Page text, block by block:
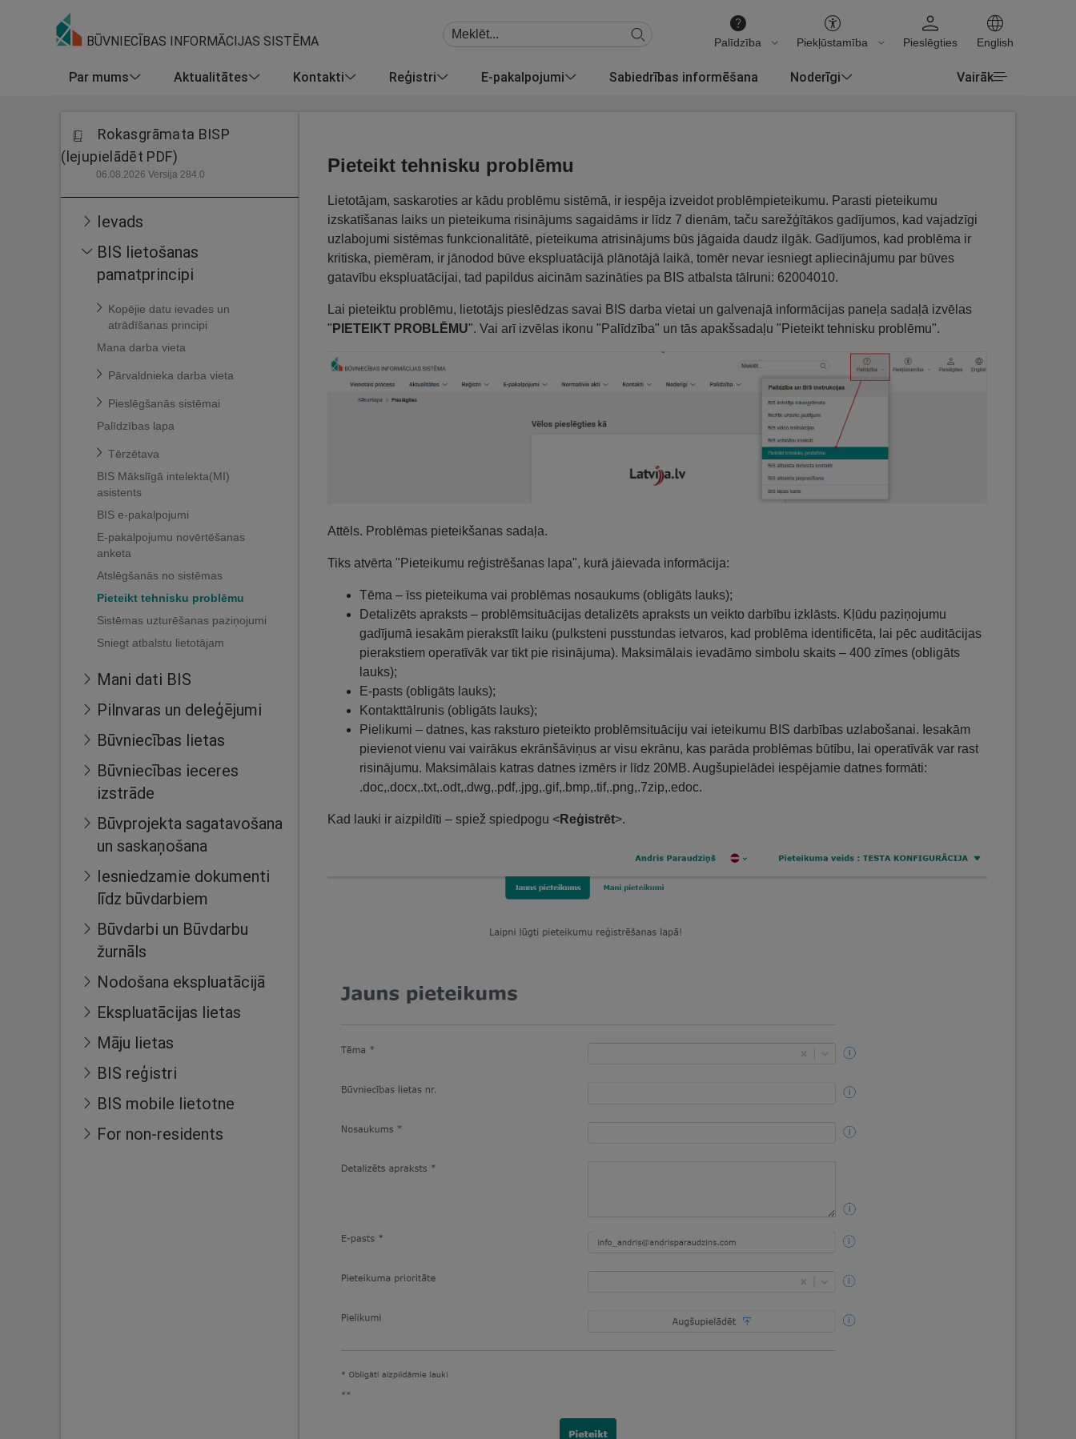
BŪVNIECĪBAS INFORMĀCIJAS SISTĒMA Palīdzība Piekļūstamība Pieslēgties English
Par mums Aktualitātes Kontakti Reģistri E-pakalpojumi Sabiedrības informēšana Noderīgi Vairāk
Rokasgrāmata BISP
(lejupielādēt PDF)
06.08.2026 Versija 284.0
Ievads
BIS lietošanas
pamatprincipi
Kopējie datu ievades un
atrādīšanas principi
Mana darba vieta
Pārvaldnieka darba vieta
Pieslēgšanās sistēmai
Palīdzības lapa
Tērzētava
BIS Mākslīgā intelekta(MI)
asistents
BIS e-pakalpojumi
E-pakalpojumu novērtēšanas
anketa
Atslēgšanās no sistēmas
Pieteikt tehnisku problēmu
Sistēmas uzturēšanas paziņojumi
Sniegt atbalstu lietotājam
Mani dati BIS
Pilnvaras un deleģējumi
Būvniecības lietas
Būvniecības ieceres
izstrāde
Būvprojekta sagatavošana
un saskaņošana
Iesniedzamie dokumenti
līdz būvdarbiem
Būvdarbi un Būvdarbu
žurnāls
Nodošana ekspluatācijā
Ekspluatācijas lietas
Māju lietas
BIS reģistri
BIS mobile lietotne
For non-residents
Pieteikt tehnisku problēmu
Lietotājam, saskaroties ar kādu problēmu sistēmā, ir iespēja izveidot problēmpieteikumu. Parasti pieteikumu
izskatīšanas laiks un pieteikuma risinājums sagaidāms ir līdz 7 dienām, taču sarežģītākos gadījumos, kad vajadzīgi
uzlabojumi sistēmas funkcionalitātē, pieteikuma atrisinājums būs jāgaida daudz ilgāk. Gadījumos, kad problēma ir
kritiska, piemēram, ir jānodod būve ekspluatācijā plānotājā laikā, tomēr nevar iesniegt apliecinājumu par būves
gatavību ekspluatācijai, tad papildus aicinām sazināties pa BIS atbalsta tālruni: 62004010.
Lai pieteiktu problēmu, lietotājs pieslēdzas savai BIS darba vietai un galvenajā informācijas paneļa sadaļā izvēlas
" PIETEIKT PROBLĒMU". Vai arī izvēlas ikonu "Palīdzība" un tās apakšsadaļu "Pieteikt tehnisku problēmu".
Attēls. Problēmas pieteikšanas sadaļa.
Tiks atvērta "Pieteikumu reģistrēšanas lapa", kurā jāievada informācija:
Tēma – īss pieteikuma vai problēmas nosaukums (obligāts lauks);
Detalizēts apraksts – problēmsituācijas detalizēts apraksts un veikto darbību izklāsts. Kļūdu paziņojumu
gadījumā iesakām pierakstīt laiku (pulksteni pusstundas ietvaros, kad problēma identificēta​, lai pēc auditācijas
pierakstiem operatīvāk var tikt pie risinājuma). Maksimālais ievadāmo simbolu skaits – 400 zīmes (obligāts
lauks);
E-pasts (obligāts lauks);
Kontakttālrunis (obligāts lauks);
Pielikumi – datnes, kas raksturo pieteikto problēmsituāciju vai ieteikumu BIS darbības uzlabošanai. Iesakām
pievienot vienu vai vairākus ekrānšāviņus ar visu ekrānu, kas parāda problēmas būtību, lai operatīvāk var rast
risinājumu. Maksimālais katras datnes izmērs ir līdz 20MB. Augšupielādei iespējamie datnes formāti:
.doc,.docx,.txt,.odt,.dwg,.pdf,.jpg,.gif,.bmp,.tif,.png,.7zip,.edoc.
Kad lauki ir aizpildīti – spiež spiedpogu <Reģistrēt>.